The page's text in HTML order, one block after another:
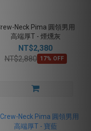
Neck Pima 圓領男用
高端厚T - 煙燻灰
NT$2,380
NT$2,880 17% OFF